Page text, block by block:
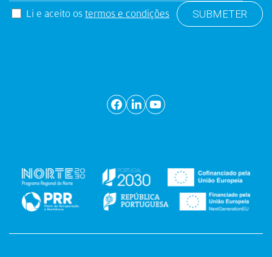
Li e aceito os termos e condições